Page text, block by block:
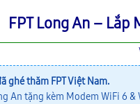
FPT Long An – Lắp
ghé thăm FPT Việt Nam.
An tặng kèm Modem WiFi 6